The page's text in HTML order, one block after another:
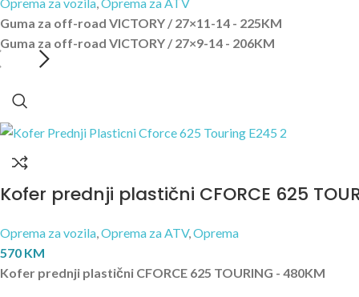
Guma za off-road VICTORY / 27×11-14 - 225KM
Guma za off-road VICTORY / 27×9-14 - 206KM
Kofer prednji plastični CFORCE 625
Oprema za vozila,Oprema za ATV,Oprema
570 KM
Kofer prednji plastični CFORCE 625 TOURING - 480KM